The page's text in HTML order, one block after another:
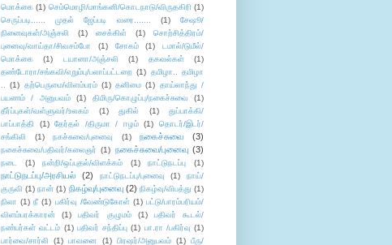
மொக்கை (1) செம்மொழி/மாங்கனி/கொடநாடு/விருதகிரி (1)
செருப்படி...... முதல் ஜேப்படி வரை.......
(1)
சேஷூ/
நினைவுகள்/அஞ்சலி
(1) சைக்கிள் (1)
சொற்சித்திரம்/
புனைவு/வாய்தா/சிவசம்போ
(1) சோகம் (1)
டமால்/டுமீல்/
மொக்கை
(1) டயானா/அஞ்சலி (1) தகவல்கள்
(1)
தண்டோரா/சங்கவி/எறும்பு/பலாப்பட்டறை (1) தமிழா.. தமிழா
.. (1) தற்பெருமை/விளம்பரம் (1) தனிமை (1) தாய்லாந்து /
பயணம் / அனுபவம்
(1) திமிரு/கொழுப்பு/நகைச்சுவை
(1)
தீர்ப்புகள்/வள்ளுவர்/உலகம்
(1) துகில் (1)
துப்பாக்கி/
பாப்பாத்தி
(1) தேர்தல் /திருமா / ஈழம் (1)
தொடர்/இடர்/
சங்கிலி
(1) நகச்சுவை/புனைவு (1) நகைச்சுவை (3)
நகைச்சுவை/பதிவர்/கலைஞர் (1) நகைச்சுவை/புனைவு (3)
நடை (1) நன்றி/ஒப்புதல்/விளக்கம் (1) நாட்டுநடப்பு (1)
நாட்டுநடப்பு/அரசியல் (2) நாட்டுநடப்பு/புனைவு (1)
நாய்/
குருவி (1) நான் (1) நிகழ்வு/புனைவு (2) நிகழ்வு/விபத்து (1)
நிலா (1) நீ (1) பகிர்வு /வேண்டுகோள் (1) பட்டு/பாரம்பரியம்/
விளம்பரக்காரன்
(1) பதிவர் குழுமம் (1)
பதிவர் கூடல்/
நண்பர்கள் வட்டம் (1) பதிவர் சந்திப்பு (1) பா.ரா /பகிர்வு (1)
பார்வை/சார்லி
(1) பாவனை (1) பிரஷர்/அனுபவம் (1) பீரு/